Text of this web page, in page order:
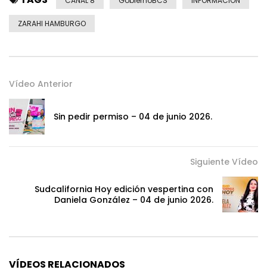
ZARAHI HAMBURGO
Vídeo Anterior
Sin pedir permiso – 04 de junio 2026.
Siguiente Vídeo
Sudcalifornia Hoy edición vespertina con
Daniela González – 04 de junio 2026.
VÍDEOS RELACIONADOS